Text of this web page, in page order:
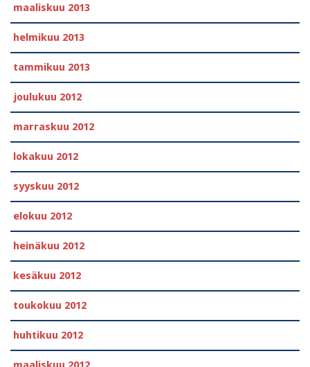
maaliskuu 2013
helmikuu 2013
tammikuu 2013
joulukuu 2012
marraskuu 2012
lokakuu 2012
syyskuu 2012
elokuu 2012
heinäkuu 2012
kesäkuu 2012
toukokuu 2012
huhtikuu 2012